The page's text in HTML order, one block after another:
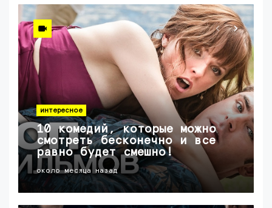
интересное
10 комедий, которые можно
смотреть бесконечно и все
равно будет смешно!
около месяца назад